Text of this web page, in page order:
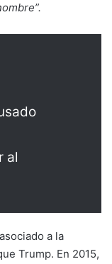
al
a la
Trump. En 2015,